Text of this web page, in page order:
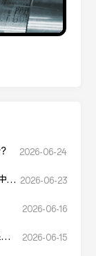
2026-06-24
起 2026-06-23
2026-06-16
2026-06-15